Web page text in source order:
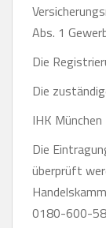
Abs. 1
Die
Die
IHK München
Die
überprüft
0180-600-